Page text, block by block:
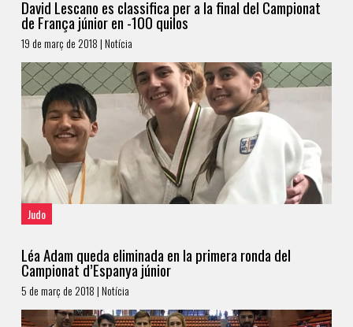
David Lescano es classifica per a la final del Campionat
de França júnior en -100 quilos
19 de març de 2018 | Notícia
Judo
Léa Adam queda eliminada en la primera ronda del
Campionat d’Espanya júnior
5 de març de 2018 | Notícia